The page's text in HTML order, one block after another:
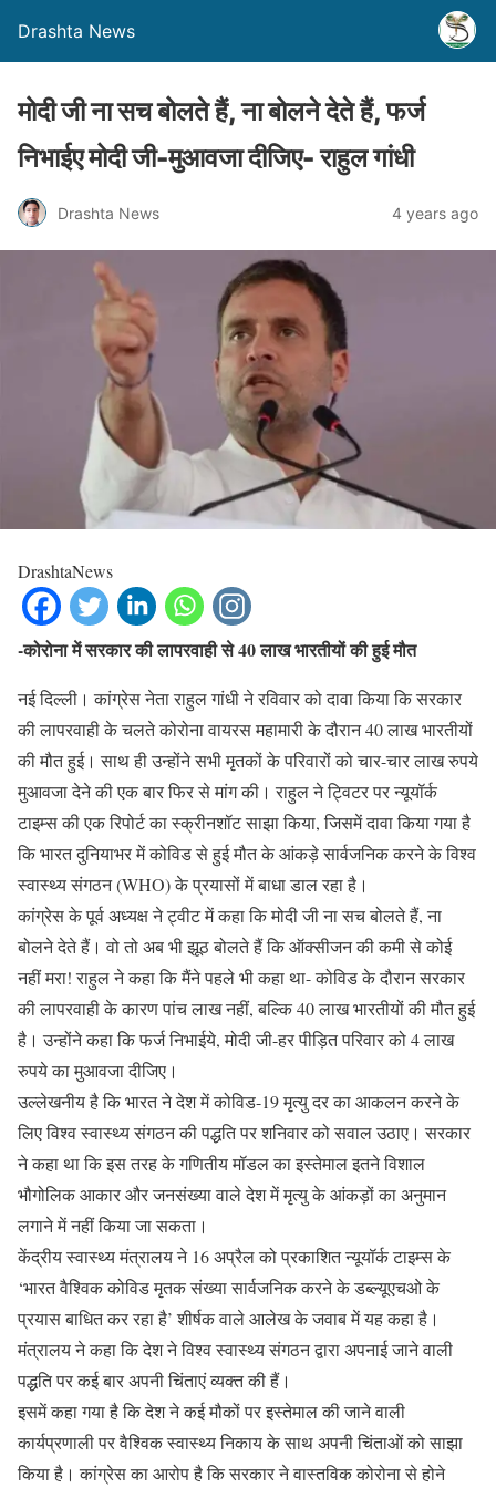
Drashta News
मोदी जी ना सच बोलते हैं, ना बोलने देते हैं, फर्ज
निभाईए मोदी जी-मुआवजा दीजिए- राहुल गांधी
Drashta News 4 years ago
DrashtaNews
-कोरोना में सरकार की लापरवाही से 40 लाख भारतीयों की हुई मौत
नई दिल्ली। कांग्रेस नेता राहुल गांधी ने रविवार को दावा किया कि सरकार
की लापरवाही के चलते कोरोना वायरस महामारी के दौरान 40 लाख भारतीयों
की मौत हुई। साथ ही उन्होंने सभी मृतकों के परिवारों को चार-चार लाख रुपये
मुआवजा देने की एक बार फिर से मांग की। राहुल ने ट्विटर पर न्यूयॉर्क
टाइम्स की एक रिपोर्ट का स्क्रीनशॉट साझा किया, जिसमें दावा किया गया है
कि भारत दुनियाभर में कोविड से हुई मौत के आंकड़े सार्वजनिक करने के विश्व
स्वास्थ्य संगठन (WHO) के प्रयासों में बाधा डाल रहा है।
कांग्रेस के पूर्व अध्यक्ष ने ट्वीट में कहा कि मोदी जी ना सच बोलते हैं, ना
बोलने देते हैं। वो तो अब भी झूठ बोलते हैं कि ऑक्सीजन की कमी से कोई
नहीं मरा! राहुल ने कहा कि मैंने पहले भी कहा था- कोविड के दौरान सरकार
की लापरवाही के कारण पांच लाख नहीं, बल्कि 40 लाख भारतीयों की मौत हुई
है। उन्होंने कहा कि फर्ज निभाईये, मोदी जी-हर पीड़ित परिवार को 4 लाख
रुपये का मुआवजा दीजिए।
उल्लेखनीय है कि भारत ने देश में कोविड-19 मृत्यु दर का आकलन करने के
लिए विश्व स्वास्थ्य संगठन की पद्धति पर शनिवार को सवाल उठाए। सरकार
ने कहा था कि इस तरह के गणितीय मॉडल का इस्तेमाल इतने विशाल
भौगोलिक आकार और जनसंख्या वाले देश में मृत्यु के आंकड़ों का अनुमान
लगाने में नहीं किया जा सकता।
केंद्रीय स्वास्थ्य मंत्रालय ने 16 अप्रैल को प्रकाशित न्यूयॉर्क टाइम्स के
‘भारत वैश्विक कोविड मृतक संख्या सार्वजनिक करने के डब्ल्यूएचओ के
प्रयास बाधित कर रहा है’ शीर्षक वाले आलेख के जवाब में यह कहा है।
मंत्रालय ने कहा कि देश ने विश्व स्वास्थ्य संगठन द्वारा अपनाई जाने वाली
पद्धति पर कई बार अपनी चिंताएं व्यक्त की हैं।
इसमें कहा गया है कि देश ने कई मौकों पर इस्तेमाल की जाने वाली
कार्यप्रणाली पर वैश्विक स्वास्थ्य निकाय के साथ अपनी चिंताओं को साझा
किया है। कांग्रेस का आरोप है कि सरकार ने वास्तविक कोरोना से होने